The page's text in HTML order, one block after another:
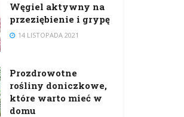
Węgiel aktywny na
przeziębienie i grypę
14 LISTOPADA 2021
Prozdrowotne
rośliny doniczkowe,
które warto mieć w
domu